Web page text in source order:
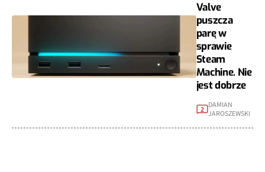
Valve
puszcza
parę w
sprawie
Steam
Machine. Nie
jest dobrze
2 DAMIAN
JAROSZEWSKI